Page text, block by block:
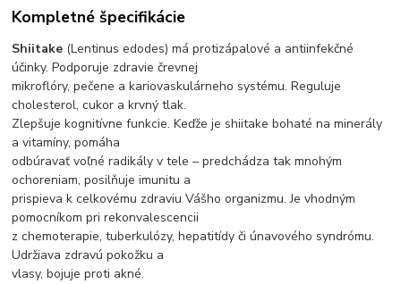
Kompletné špecifikácie
Shiitake (Lentinus edodes) má protizápalové a antiinfekčné
účinky. Podporuje zdravie črevnej
mikroflóry, pečene a kariovaskulárneho systému. Reguluje
cholesterol, cukor a krvný tlak.
Zlepšuje kognitívne funkcie. Keďže je shiitake bohaté na minerály
a vitamíny, pomáha
odbúravať voľné radikály v tele – predchádza tak mnohým
ochoreniam, posilňuje imunitu a
prispieva k celkovému zdraviu Vášho organizmu. Je vhodným
pomocníkom pri rekonvalescencii
z chemoterapie, tuberkulózy, hepatitídy či únavového syndrómu.
Udržiava zdravú pokožku a
vlasy, bojuje proti akné.